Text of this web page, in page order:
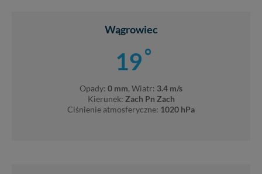
Wągrowiec
19°
Opady: 0 mm, Wiatr: 3.4 m/s
Kierunek: Zach Pn Zach
Ciśnienie atmosferyczne: 1020 hPa